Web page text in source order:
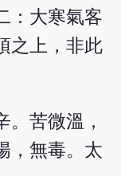
：大寒氣客
之上，非此
。苦微溫，
，無毒。太